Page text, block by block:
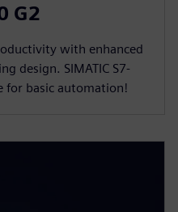
G2
with enhanced
design. SIMATIC S7-
for basic automation!